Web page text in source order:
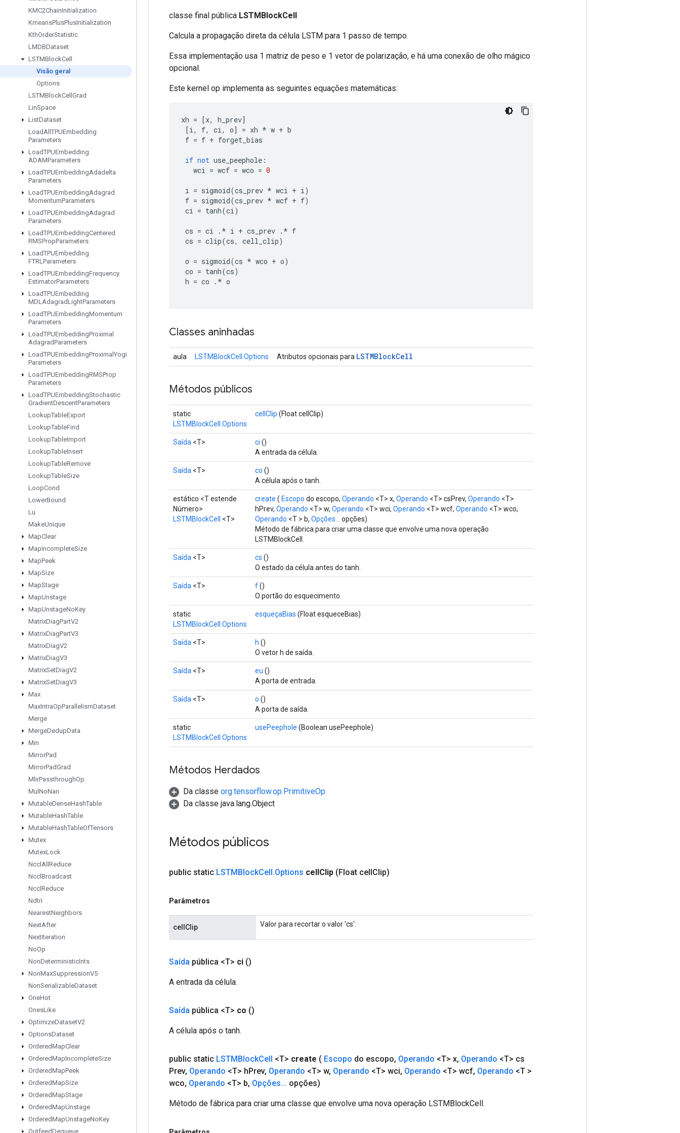
KMC2ChainInitialization
KmeansPlusPlusInitialization
KthOrderStatistic
LMDBDataset
LSTMBlockCell
Visão geral
Options
LSTMBlockCell Grad
LinSpace
ListDataset
LoadAll TPUEmbedding
Parameters
LoadTPUEmbedding
ADAMParameters
LoadTPUEmbeddingAdadelta
Parameters
LoadTPUEmbeddingAdagrad
MomentumParameters
LoadTPUEmbeddingAdagrad
Parameters
LoadTPUEmbeddingCentered
RMSPropParameters
LoadTPUEmbedding
FTRLParameters
LoadTPUEmbeddingFrequency
EstimatorParameters
LoadTPUEmbedding
MDLAdagradLightParameters
LoadTPUEmbeddingMomentum
Parameters
LoadTPUEmbeddingProximal
AdagradParameters
LoadTPUEmbeddingProximal Yogi
Parameters
LoadTPUEmbeddingRMSProp
Parameters
LoadTPUEmbeddingStochastic
GradientDescentParameters
LookupTableExport
LookupTableFind
LookupTableImport
LookupTableInsert
LookupTableRemove
LookupTableSize
LoopCond
LowerBound
Lu
MakeUnique
MapClear
MapIncompleteSize
MapPeek
MapSize
MapStage
MapUnstage
MapUnstageNoKey
MatrixDiagPartV2
MatrixDiagPartV3
MatrixDiagV2
MatrixDiagV3
MatrixSetDiagV2
MatrixSetDiagV3
Max
MaxIntraOpParallelismDataset
Merge
MergeDedupData
Min
MirrorPad
MirrorPadGrad
MlirPassthroughOp
Mul NoNan
MutableDenseHashTable
MutableHashTable
MutableHashTableOfTensors
Mutex
MutexLock
Nccl All Reduce
Nccl Broadcast
Nccl Reduce
Ndtri
NearestNeighbors
NextAfter
NextIteration
NoOp
NonDeterministicInts
NonMaxSuppressionV5
NonSerializableDataset
OneHot
OnesLike
OptimizeDatasetV2
OptionsDataset
OrderedMapClear
OrderedMapIncompleteSize
OrderedMapPeek
OrderedMapSize
OrderedMapStage
OrderedMapUnstage
OrderedMapUnstageNoKey
OutfeedDequeue
classe final pública LSTMBlockCell
Calcula a propagação direta da célula LSTM para 1 passo de tempo.
Essa implementação usa 1 matriz de peso e 1 vetor de polarização, e há uma conexão de olho mágico
opcional.
Este kernel op implementa as seguintes equações matemáticas:
xh = [x, h_prev]
[i, f, ci, o] = xh * w + b
f = f + forget_bias
if not use_peephole :
wci = wcf = wco = 0
i = sigmoid(cs_prev * wci + i)
f = sigmoid(cs_prev * wcf + f)
ci = tanh(ci)
cs = ci .* i + cs_prev .* f
cs = clip(cs, cell_clip)
o = sigmoid(cs * wco + o)
co = tanh(cs)
h = co .* o
Classes aninhadas
aula LSTMBlockCell.Options Atributos opcionais para LSTMBlockCell
Métodos públicos
static
LSTMBlockCell.Options
cellClip (Float cellClip)
Saída <T> ci ()
A entrada da célula.
Saída <T> co ()
A célula após o tanh.
estático <T estende
Número>
LSTMBlockCell
<T>
create ( Escopo do escopo, Operando <T> x, Operando <T> csPrev, Operando <T>
hPrev, Operando <T> w, Operando <T> wci, Operando <T> wcf, Operando <T> wco,
Operando <T > b, Opções...
opções)
Método de fábrica para criar uma classe que envolve uma nova operação
LSTMBlockCell.
Saída <T> cs ()
O estado da célula antes do tanh.
Saída <T> f()
O portão do esquecimento.
static
LSTMBlockCell.Options
esqueçaBias (Float esqueceBias)
Saída <T> h ()
O vetor h de saída.
Saída <T> eu ()
A porta de entrada.
Saída <T> o ()
A porta de saída.
static
LSTMBlockCell.Options
usePeephole (Boolean usePeephole)
Métodos Herdados
Da classe org.tensorflow.op.PrimitiveOp
Da classe java.lang.Object
Métodos públicos
public static LSTMBlockCell.Options cellClip (Float cellClip)
Parâmetros
cellClip Valor para recortar o valor 'cs'.
Saída pública <T> ci ()
A entrada da célula.
Saída pública <T> co ()
A célula após o tanh.
public static LSTMBlockCell <T> create ( Escopo do escopo, Operando <T> x, Operando <T> cs
Prev, Operando <T> hPrev, Operando <T> w, Operando <T> wci, Operando <T> wcf, Operando <T >
wco, Operando <T> b, Opções... opções)
Método de fábrica para criar uma classe que envolve uma nova operação LSTMBlockCell.